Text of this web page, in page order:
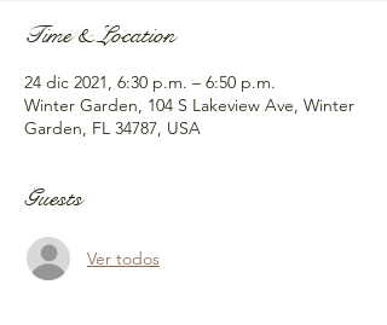
Time & Location
24 dic 2021, 6:30 p.m. – 6:50 p.m.
Winter Garden, 104 S Lakeview Ave, Winter
Garden, FL 34787, USA
Guests
Ver todos